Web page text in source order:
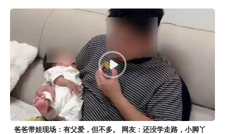
爸爸带娃现场：有父爱，但不多。 网友：还没学走路，小脚丫